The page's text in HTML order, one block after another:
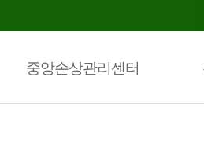
중앙손상관리센터